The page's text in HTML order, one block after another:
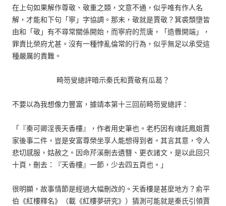
在上句如果解作尊敬、敬重之類，文意不通，似乎唯有作人名
解，才能和下句「寧」字協調。那末，敬就是賈敬？箕裘頹墮皆
由和「敬」有不尋常關係開始，而寧府的荒唐，「造釁開端」，
罪責比榮府尤甚。沒有一種悖亂倫常的行為，似乎無足以承受這
種嚴厲的責難。
畸笏叟總評暗示秦氏和賈敬有瓜葛？
不要以為我想像力豐富，據靖本第十三回前畸笏叟總評：
「『秦可卿淫喪天香樓』，作者用史筆也。老朽因有魂託鳳姐賈
家後事二件，豈是安富尊榮坐享人能想得到者。其言其意，令人
悲切感服，姑赦之。因命芹溪刪去遺簪、更衣諸文，是以此回只
十頁，刪去：『天香樓』一節，少去四五頁也。」
很明顯，故事情節是經過大幅刪改的。天香樓是甚麼地方？俞平
伯《紅樓釋名》（載《紅樓夢研究》）猜測可能就是秦氏引領賈